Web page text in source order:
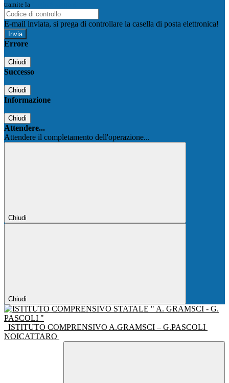
tramite la
E-mail inviata, si prega di controllare la casella di posta elettronica!
Errore
Chiudi
Successo
Chiudi
Informazione
Chiudi
Attendere...
Attendere il completamento dell'operazione...
Chiudi
Chiudi
ISTITUTO COMPRENSIVO A.GRAMSCI – G.PASCOLI
NOICATTARO